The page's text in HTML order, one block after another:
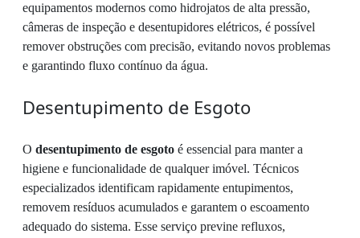
equipamentos modernos como hidrojatos de alta pressão,
câmeras de inspeção e desentupidores elétricos, é possível
remover obstruções com precisão, evitando novos problemas
e garantindo fluxo contínuo da água.
Desentupimento de Esgoto
O desentupimento de esgoto é essencial para manter a
higiene e funcionalidade de qualquer imóvel. Técnicos
especializados identificam rapidamente entupimentos,
removem resíduos acumulados e garantem o escoamento
adequado do sistema. Esse serviço previne refluxos,